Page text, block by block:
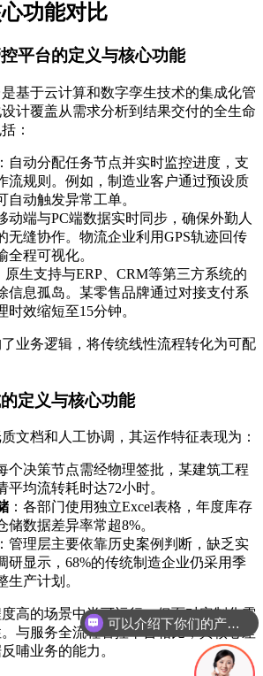
功能对比
平台的定义与核心功能
基于云计算和数字孪生技术的集成化管
计覆盖从需求分析到结果交付的全生命
：
：自动分配任务节点并实时监控进度，支
流规则。例如，制造业客户通过预设质
自动触发异常工单。
动端与PC端数据实时同步，确保外勤人
无缝协作。物流企业利用GPS轨迹回传
全程可视化。
原生支持与ERP、CRM等第三方系统的
信息孤岛。某零售品牌通过对接支付系
时效缩短至15分钟。
业务逻辑，将传统线性流程转化为可配
定义与核心功能
文档和人工协调，其运作特征表现为：
个决策节点需经物理签批，某建筑工程
平均流转耗时达72小时。
：各部门使用独立Excel表格，年度库存
储数据差异率常超8%。
：管理层主要依靠历史案例判断，缺乏实
研显示，68%的传统制造企业仍采用季
生产计划。
高的场景中尚可运行，但面对定制化需
与服务全流程管控平台相比，其核心差
哺业务的能力。
你们是怎么收费的呢